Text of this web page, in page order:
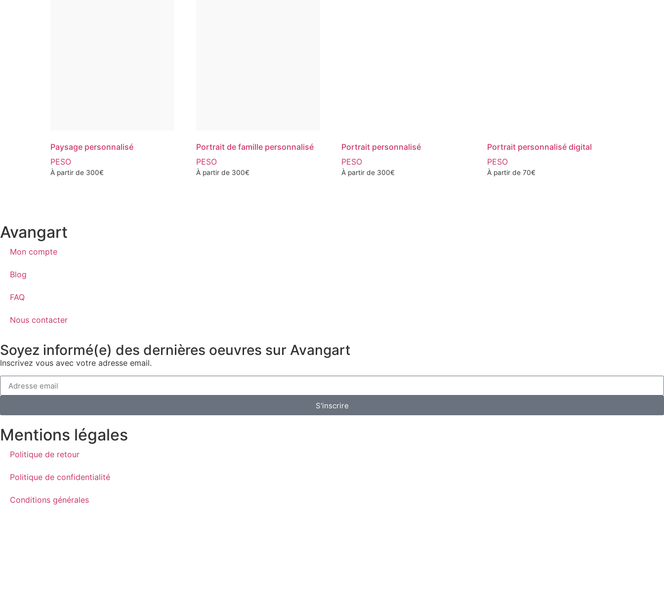
Paysage personnalisé
PESO
À partir de 300€
Portrait de famille personnalisé
PESO
À partir de 300€
Portrait personnalisé
PESO
À partir de 300€
Portrait personnalisé digital
PESO
À partir de70€
Avangart
Mon compte
Blog
FAQ
Nous contacter
Soyez informé(e) des dernières oeuvres sur Avangart
Inscrivez vous avec votre adresse email.
S'inscrire
Mentions légales
Politique de retour
Politique de confidentialité
Conditions générales